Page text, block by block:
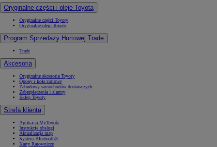
Oryginalne części i oleje Toyota
Oryginalne części Toyoty
Oryginalne oleje Toyoty
Program Sprzedaży Hurtowej Trade
Trade
Akcesoria
Oryginalne akcesoria Toyoty
Opony i koła zimowe
Zabudowy samochodów dostawczych
Zabezpieczenia i alarmy
Sklep Toyoty
Strefa klienta
Aplikacja MyToyota
Instrukcje obsługi
Aktualizacja map
System Bluetooth®
Karty Ratownicze